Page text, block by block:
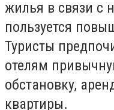
жилья в связи с
пользуется
Туристы
отелям
обстановку,
квартиры.